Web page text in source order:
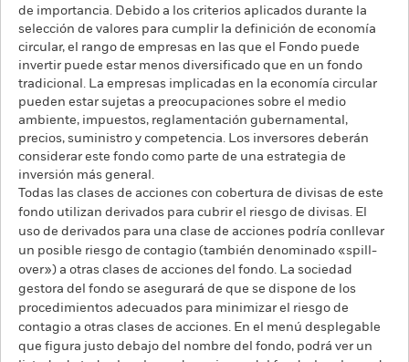
de importancia. Debido a los criterios aplicados durante la
selección de valores para cumplir la definición de economía
circular, el rango de empresas en las que el Fondo puede
invertir puede estar menos diversificado que en un fondo
tradicional. La empresas implicadas en la economía circular
pueden estar sujetas a preocupaciones sobre el medio
ambiente, impuestos, reglamentación gubernamental,
precios, suministro y competencia. Los inversores deberán
considerar este fondo como parte de una estrategia de
inversión más general.
Todas las clases de acciones con cobertura de divisas de este
fondo utilizan derivados para cubrir el riesgo de divisas. El
uso de derivados para una clase de acciones podría conllevar
un posible riesgo de contagio (también denominado «spill-
over») a otras clases de acciones del fondo. La sociedad
gestora del fondo se asegurará de que se dispone de los
procedimientos adecuados para minimizar el riesgo de
contagio a otras clases de acciones. En el menú desplegable
que figura justo debajo del nombre del fondo, podrá ver un